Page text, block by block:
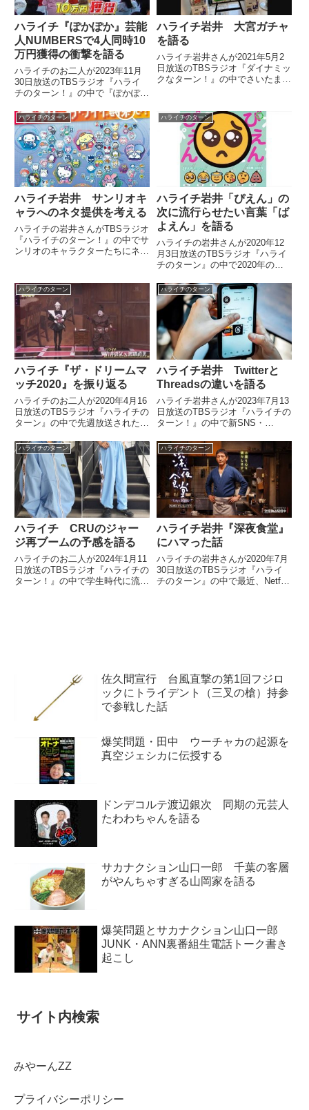
ハライチ『ぽかぽか』芸能
人NUMBERSで4人同時10
万円獲得の衝撃を語る
ハライチのお二人が2023年11月
30日放送のTBSラジオ『ハライ
チのターン！』の中で『ぽかぽ
で観客4人が同時に正解し、賞金
10万円×4となってしまった際の
衝撃とプロデューサーの苦悩につ
いて話していました。
ハライチ岩井 大宮ガチャ
を語る
ハライチ岩井さんが2021年5月2
日放送のTBSラジオ『ダイナミッ
クなターン！』の中でさいたま市
ました。
ハライチのターン
ハライチ岩井 サンリオキ
ャラへのネタ提供を考える
ハライチの岩井さんがTBSラジオ
『ハライチのターン！』の中でサ
ンリオのキャラクターたちにネタ
した。（澤部佑）先週、家族でサ
ンリオピューロランドに行った話
を僕がさせてもらったんですけ...
ハライチのターン
ハライチ岩井「ぴえん」の
次に流行らせたい言葉「ば
よえん」を語る
ハライチの岩井さんが2020年12
月3日放送のTBSラジオ『ハライ
チのターン』の中で2020年の流
ん」の次に流行らせたい言葉「ば
よえん」を紹介していました。
（澤部佑）ということでしたけど
も。見ました？ 流行語大...
ハライチのターン
ハライチ『ザ・ドリームマ
ッチ2020』を振り返る
ハライチのお二人が2020年4月16
日放送のTBSラジオ『ハライチの
ターン』の中で先週放送された
振り返っていました。渡辺直美が
ドリームマッチでやった『醤油の
魔人と塩の魔人』の歌を歌ってい
る動画を集めているらし...
ハライチのターン
ハライチ岩井 Twitterと
Threadsの違いを語る
ハライチ岩井さんが2023年7月13
日放送のTBSラジオ『ハライチの
ターン！』の中で新SNS・
との違いを話していました。
ハライチのターン
ハライチ CRUのジャー
ジ再ブームの予感を語る
ハライチのお二人が2024年1月11
日放送のTBSラジオ『ハライチの
ターン！』の中で学生時代に流行
ハライチのターン
ハライチ岩井『深夜食堂』
にハマった話
ハライチの岩井さんが2020年7月
30日放送のTBSラジオ『ハライ
チのターン』の中で最近、Netflix
佐久間宣行 台風直撃の第1回フジロ
ックにトライデント（三叉の槍）持参
で参戦した話
爆笑問題・田中 ウーチャカの起源を
真空ジェシカに伝授する
ドンデコルテ渡辺銀次 同期の元芸人
たわわちゃんを語る
サカナクション山口一郎 千葉の客層
がやんちゃすぎる山岡家を語る
爆笑問題とサカナクション山口一郎
JUNK・ANN裏番組生電話トーク書き
起こし
サイト内検索
みやーんZZ
プライバシーポリシー